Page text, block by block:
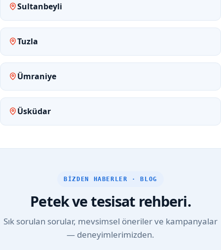
Sultanbeyli
Tuzla
Ümraniye
Üsküdar
BIZDEN HABERLER · BLOG
Petek ve tesisat rehberi.
Sık sorulan sorular, mevsimsel öneriler ve kampanyalar
— deneyimlerimizden.